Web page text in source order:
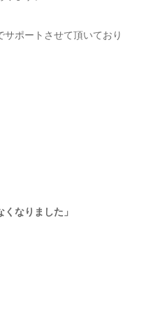
ポートさせて頂いており
くなりました」